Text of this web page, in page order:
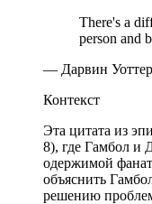
There's a
person and
— Дарвин
Контекст
Эта цитата из
8), где Гамбол и
одержимой
объяснить
решению